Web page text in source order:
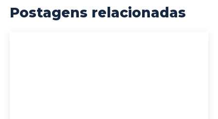
Postagens relacionadas